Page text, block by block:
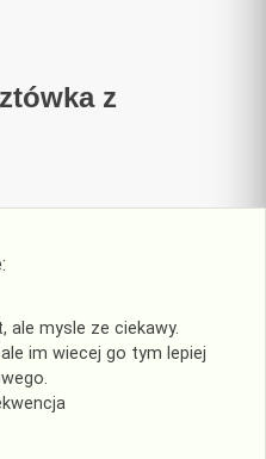
z
ale mysle ze ciekawy.
im wiecej go tym lepiej